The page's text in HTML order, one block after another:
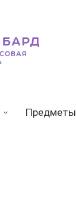
Предметы